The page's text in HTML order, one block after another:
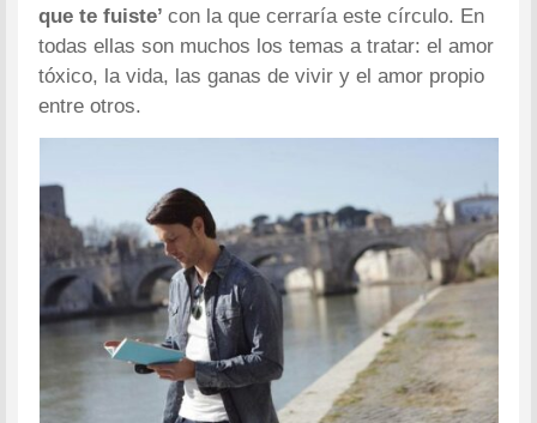
que te fuiste’con la que cerraría este círculo. En
todas ellas son muchos los temas a tratar: el amor
tóxico, la vida, las ganas de vivir y el amor propio
entre otros.